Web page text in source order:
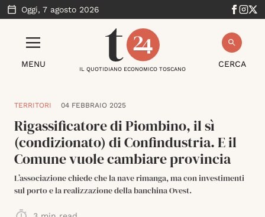
Oggi, 7 agosto 2026
MENU CERCA
IL QUOTIDIANO ECONOMICO TOSCANO
TERRITORI 04 FEBBRAIO 2025
Rigassificatore di Piombino, il sì
(condizionato) di Confindustria. E il
Comune vuole cambiare provincia
L’associazione chiede che la nave rimanga, ma con investimenti
sul porto e la realizzazione della banchina Ovest.